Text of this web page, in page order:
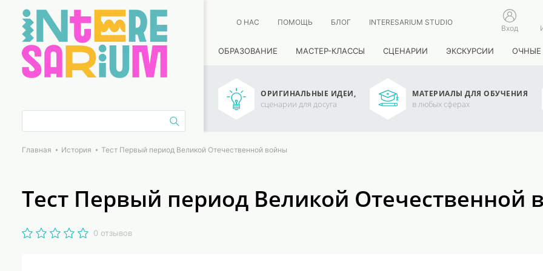
О НАС ПОМОЩЬ БЛОГ INTERESARIUM STUDIO
Вход
ОБРАЗОВАНИЕ МАСТЕР-КЛАССЫ СЦЕНАРИИ ЭКСКУРСИИ ОЧНЫЕ
ОРИГИНАЛЬНЫЕ ИДЕИ,
сценарии для досуга
МАТЕРИАЛЫ ДЛЯ ОБУЧЕНИЯ
в любых сферах
Главная История Тест Первый период Великой Отечественной войны
Тест Первый период Великой Отечественной
0 отзывов